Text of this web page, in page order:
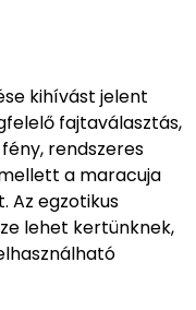
kihívást jelent
fajtaválasztás,
rendszeres
a maracuja
Az egzotikus
lehet kertünknek,